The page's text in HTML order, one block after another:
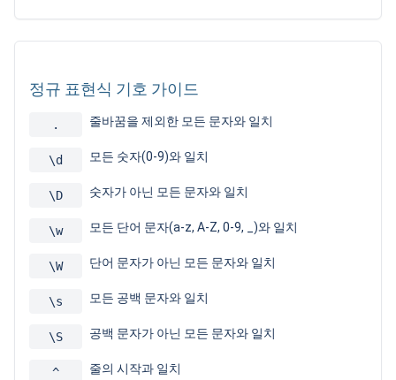
정규 표현식 기호 가이드
. 줄바꿈을 제외한 모든 문자와 일치
\d 모든 숫자(0-9)와 일치
\D 숫자가 아닌 모든 문자와 일치
\w 모든 단어 문자(a-z, A-Z, 0-9, _)와 일치
\W 단어 문자가 아닌 모든 문자와 일치
\s 모든 공백 문자와 일치
\S 공백 문자가 아닌 모든 문자와 일치
^ 줄의 시작과 일치